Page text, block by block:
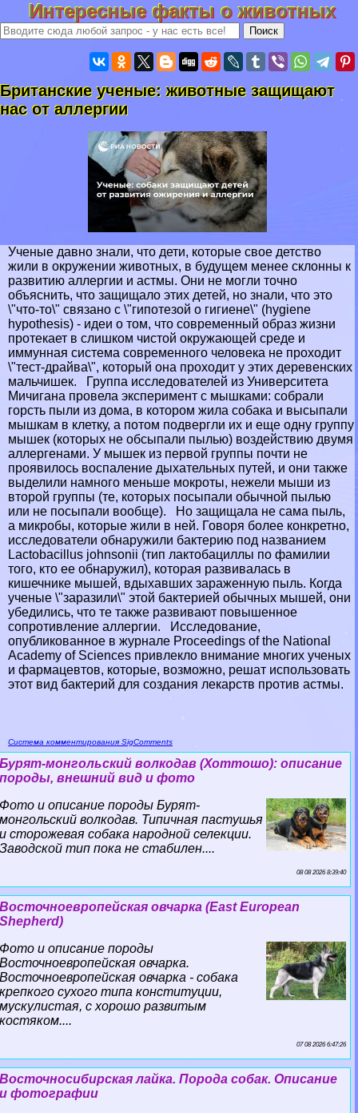
Интересные факты о животных
Британские ученые: животные защищают
нас от аллергии
Ученые давно знали, что дети, которые свое детство
жили в окружении животных, в будущем менее склонны к
развитию аллергии и астмы. Они не могли точно
объяснить, что защищало этих детей, но знали, что это
\"что-то\" связано с \"гипотезой о гигиене\" (hygiene
hypothesis) - идеи о том, что современный образ жизни
протекает в слишком чистой окружающей среде и
иммунная система современного человека не проходит
\"тест-драйва\", который она проходит у этих деревенских
мальчишек. Группа исследователей из Университета
Мичигана провела эксперимент с мышками: собрали
горсть пыли из дома, в котором жила собака и высыпали
мышкам в клетку, а потом подвергли их и еще одну группу
мышек (которых не обсыпали пылью) воздействию двумя
аллергенами. У мышек из первой группы почти не
проявилось воспаление дыхательных путей, и они также
выделили намного меньше мокроты, нежели мыши из
второй группы (те, которых посыпали обычной пылью
или не посыпали вообще). Но защищала не сама пыль,
а микробы, которые жили в ней. Говоря более конкретно,
исследователи обнаружили бактерию под названием
Lactobacillus johnsonii (тип лактобациллы по фамилии
того, кто ее обнаружил), которая развивалась в
кишечнике мышей, вдыхавших зараженную пыль. Когда
ученые \"заразили\" этой бактерией обычных мышей, они
убедились, что те также развивают повышенное
сопротивление аллергии. Исследование,
опубликованное в журнале Proceedings of the National
Academy of Sciences привлекло внимание многих ученых
и фармацевтов, которые, возможно, решат использовать
этот вид бактерий для создания лекарств против астмы.
Система комментирования SigComments
Бурят-монгольский волкодав (Хоттошо): описание
породы, внешний вид и фото
Фото и описание породы Бурят-
монгольский волкодав. Типичная пастушья
и сторожевая собака народной селекции.
Заводской тип пока не стабилен....
08 08 2026 8:39:40
Восточноевропейская овчарка (East European
Shepherd)
Фото и описание породы
Восточноевропейская овчарка.
Восточноевропейская овчарка - собака
крепкого сухого типа конституции,
мускулистая, с хорошо развитым
костяком....
07 08 2026 6:47:26
Восточносибирская лайка. Порода собак. Описание
и фотографии